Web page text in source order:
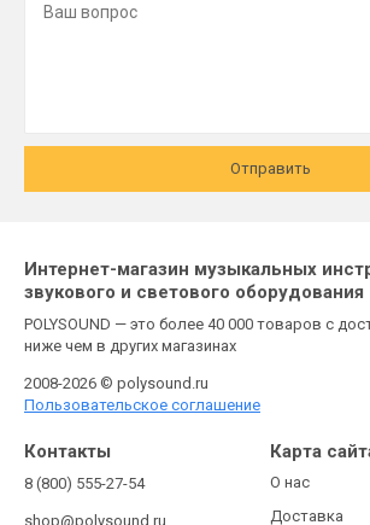
Отправить
Интернет-магазин музыкальных
звукового и светового оборудования
POLYSOUND — это более 40 000 товаров с
ниже чем в других магазинах
2008-2026 © polysound.ru
Пользовательское соглашение
Контакты
8 (800) 555-27-54
shop@polysound.ru
Карта
О нас
Доставка